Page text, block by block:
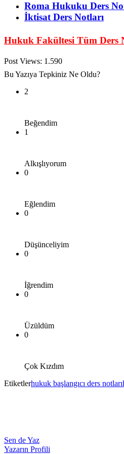
Roma Hukuku Ders
İktisat Ders Notları
Hukuk Fakültesi Tüm Ders
Post Views: 1.590
Bu Yazıya Tepkiniz Ne Oldu?
2
Beğendim
1
Alkışlıyorum
0
Eğlendim
0
Düşünceliyim
0
İğrendim
0
Üzüldüm
0
Çok Kızdım
Etiketlerhukuk başlangıcı ders notları
Sen de Yaz
Yazarın Profili